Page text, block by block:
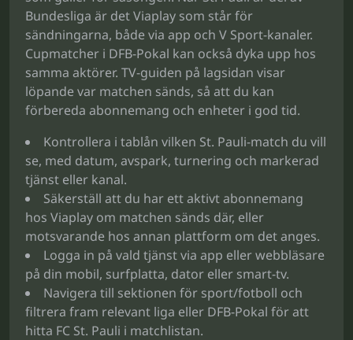
Bundesliga är det Viaplay som står för
sändningarna, både via app och V Sport-kanaler.
Cupmatcher i DFB-Pokal kan också dyka upp hos
samma aktörer. TV-guiden på lagsidan visar
löpande var matchen sänds, så att du kan
förbereda abonnemang och enheter i god tid.
Kontrollera i tablån vilken St. Pauli-match du vill
se, med datum, avspark, turnering och markerad
tjänst eller kanal.
Säkerställ att du har ett aktivt abonnemang
hos Viaplay om matchen sänds där, eller
motsvarande hos annan plattform om det anges.
Logga in på vald tjänst via app eller webbläsare
på din mobil, surfplatta, dator eller smart-tv.
Navigera till sektionen för sport/fotboll och
filtrera fram relevant liga eller DFB-Pokal för att
hitta FC St. Pauli i matchlistan.